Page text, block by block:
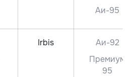
Аи-95
Irbis
Аи-92
Премиум
95